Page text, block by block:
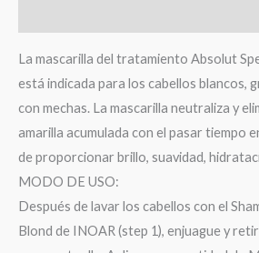
La mascarilla del tratamiento Absolut
está indicada para los cabellos blancos,
con mechas. La mascarilla neutraliza y
amarilla acumulada con el pasar tiempo
de proporcionar brillo, suavidad,
MODO DE USO:
Después de lavar los cabellos con el
Blond de INOAR (step 1), enjuague y